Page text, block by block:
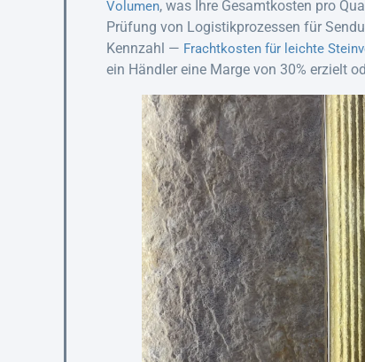
Volumen, was Ihre Gesamtkosten pro
Prüfung von Logistikprozessen für
Kennzahl — Frachtkosten für leichte
ein Händler eine Marge von 30% erzielt